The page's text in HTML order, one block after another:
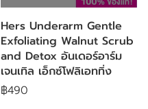
Hers Underarm Gentle
Exfoliating Walnut Scrub
and Detox อันเดอร์อาร์ม
เจนเทิล เอ็กซ์โฟลิเอททิ่ง
฿490